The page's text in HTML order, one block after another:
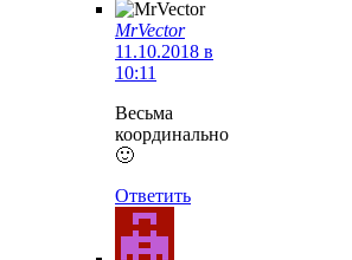
MrVector
11.10.2018 в
10:11
Весьма
координально
🙂
Ответить